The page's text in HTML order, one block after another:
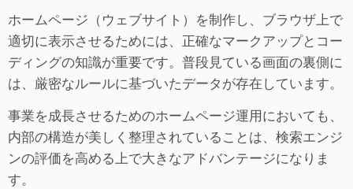
ホームページ（ウェブサイト）を制作し、ブラウザ上で
適切に表示させるためには、正確なマークアップとコー
ディングの知識が重要です。普段見ている画面の裏側に
は、厳密なルールに基づいたデータが存在しています。
事業を成長させるためのホームページ運用においても、
内部の構造が美しく整理されていることは、検索エンジ
ンの評価を高める上で大きなアドバンテージになりま
す。